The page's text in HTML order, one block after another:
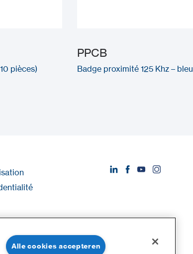
pièces)
PPCB
Badge proximité 125 Khz – bleu
Alle cookies accepteren